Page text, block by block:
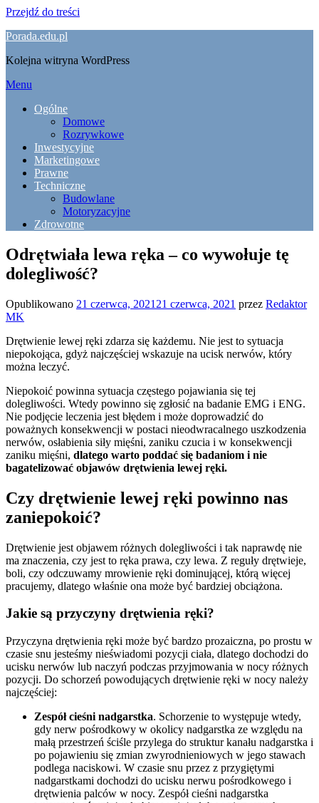
Przejdź do treści
Porada.edu.pl
Kolejna witryna WordPress
Menu
Ogólne
Domowe
Rozrywkowe
Inwestycyjne
Marketingowe
Prawne
Techniczne
Budowlane
Motoryzacyjne
Zdrowotne
Odrętwiała lewa ręka – co wywołuje tę
dolegliwość?
Opublikowano 21 czerwca, 2021 21 czerwca, 2021 przez Redaktor
MK
Drętwienie lewej ręki zdarza się każdemu. Nie jest to sytuacja
niepokojąca, gdyż najczęściej wskazuje na ucisk nerwów, który
można leczyć.
Niepokoić powinna sytuacja częstego pojawiania się tej
dolegliwości. Wtedy powinno się zgłosić na badanie EMG i ENG.
Nie podjęcie leczenia jest błędem i może doprowadzić do
poważnych konsekwencji w postaci nieodwracalnego uszkodzenia
nerwów, osłabienia siły mięśni, zaniku czucia i w konsekwencji
zaniku mięśni, dlatego warto poddać się badaniom i nie
bagatelizować objawów drętwienia lewej ręki.
Czy drętwienie lewej ręki powinno nas
zaniepokoić?
Drętwienie jest objawem różnych dolegliwości i tak naprawdę nie
ma znaczenia, czy jest to ręka prawa, czy lewa. Z reguły drętwieje,
boli, czy odczuwamy mrowienie ręki dominującej, którą więcej
pracujemy, dlatego właśnie ona może być bardziej obciążona.
Jakie są przyczyny drętwienia ręki?
Przyczyna drętwienia ręki może być bardzo prozaiczna, po prostu w
czasie snu jesteśmy nieświadomi pozycji ciała, dlatego dochodzi do
ucisku nerwów lub naczyń podczas przyjmowania w nocy różnych
pozycji. Do schorzeń powodujących drętwienie ręki w nocy należy
najczęściej:
Zespół cieśni nadgarstka. Schorzenie to występuje wtedy,
gdy nerw pośrodkowy w okolicy nadgarstka ze względu na
małą przestrzeń ściśle przylega do struktur kanału nadgarstka i
po pojawieniu się zmian zwyrodnieniowych w jego stawach
podlega naciskowi. W czasie snu przez z przygiętymi
nadgarstkami dochodzi do ucisku nerwu pośrodkowego i
drętwienia palców w nocy. Zespół cieśni nadgarstka